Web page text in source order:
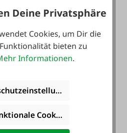
#FA133131
Deine Privatsphäre
Cookies, um Dir die
bieten zu
Informationen.
Cookies akzeptieren